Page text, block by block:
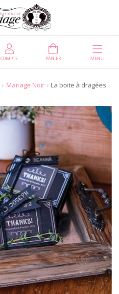
COMPTE PANIER MENU
Mariage Noir
La boite à dragées